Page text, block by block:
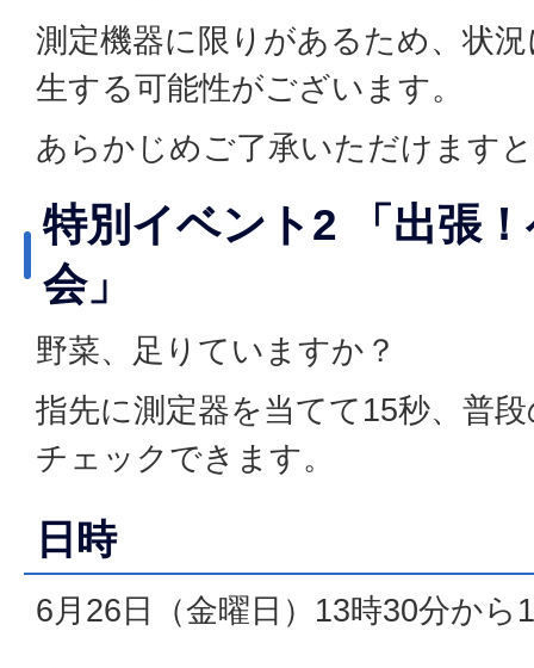
測定機器に限りがあるため、状
生する可能性がございます。
あらかじめご了承いただけます
特別イベント2 「出張
会」
野菜、足りていますか？
指先に測定器を当てて15秒、普
チェックできます。
日時
6月26日（金曜日）13時30分から